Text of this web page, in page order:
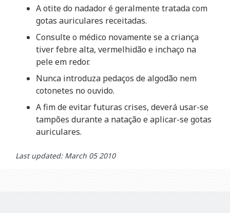
A otite do nadador é geralmente tratada com
gotas auriculares receitadas.
Consulte o médico novamente se a criança
tiver febre alta, vermelhidão e inchaço na
pele em redor.
Nunca introduza pedaços de algodão nem
cotonetes no ouvido.
A fim de evitar futuras crises, deverá usar-se
tampões durante a natação e aplicar-se gotas
auriculares.
Last updated: March 05 2010